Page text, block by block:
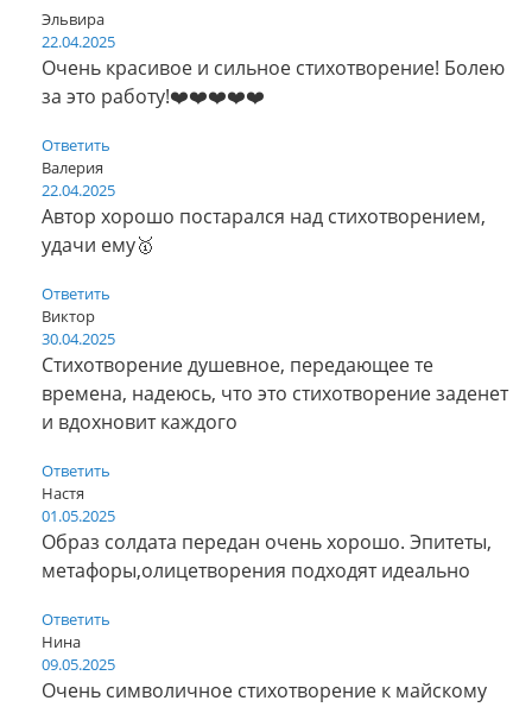
Эльвира
22.04.2025
Очень красивое и сильное стихотворение! Болею
за это работу!❤️❤️❤️❤️❤️
Ответить
Валерия
22.04.2025
Автор хорошо постарался над стихотворением,
удачи ему🥇
Ответить
Виктор
30.04.2025
Стихотворение душевное, передающее те
времена, надеюсь, что это стихотворение заденет
и вдохновит каждого
Ответить
Настя
01.05.2025
Образ солдата передан очень хорошо. Эпитеты,
метафоры,олицетворения подходят идеально
Ответить
Нина
09.05.2025
Очень символичное стихотворение к майскому